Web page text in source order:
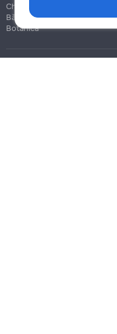
Chișinău
Bălți
Botanica